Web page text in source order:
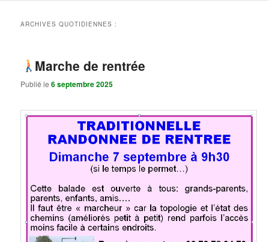
ARCHIVES QUOTIDIENNES :
Marche de rentrée
Publié le6 septembre 2025